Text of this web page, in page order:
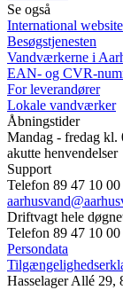
Se også
International website
Besøgstjenesten
Vandværkerne i
EAN- og CVR-
For leverandører
Lokale vandværker
Åbningstider
Mandag - fredag kl.
akutte henvendelser
Support
Telefon 89 47 10 00
Driftvagt hele
Telefon 89 47 10 00
Persondata
Hasselager Allé 29,